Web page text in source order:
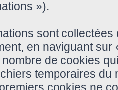
»).
sont
en naviguant
de cookies
temporaires du
cookies ne